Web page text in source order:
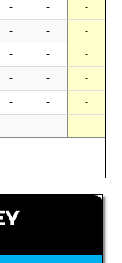
- - -
- - -
- - -
- - -
- - -
- - -